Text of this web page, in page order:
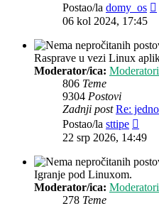
Postao/la domy_os
06 kol 2024, 17:45
Rasprave u vezi Linux
Moderator/ica:
806 Teme
9304 Postovi
Zadnji post Re:
Postao/la sttipe
post
22 srp 2026, 14:49
Igranje pod Linuxom.
Moderator/ica:
278 Teme